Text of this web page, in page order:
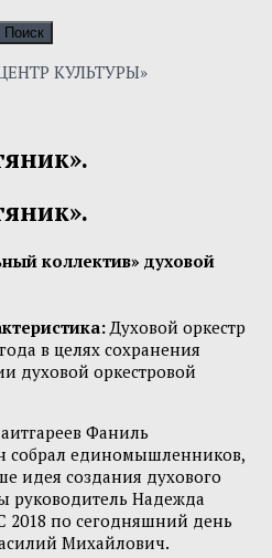
коллектив» духовой
Духовой оркестр
в целях сохранения
духовой оркестровой
Фаниль
собрал единомышленников,
идея создания духового
руководитель Надежда
2018 по сегодняшний день
Михайлович.